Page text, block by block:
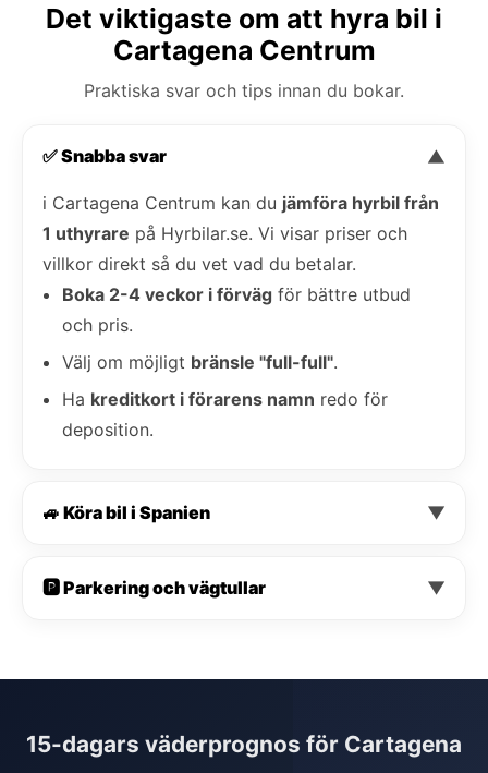
Det viktigaste om att hyra bil i
Cartagena Centrum
Praktiska svar och tips innan du bokar.
✅ Snabba svar ▼
i Cartagena Centrum kan du jämföra hyrbil från
1 uthyrare på Hyrbilar.se. Vi visar priser och
villkor direkt så du vet vad du betalar.
Boka 2-4 veckor i förväg för bättre utbud
och pris.
Välj om möjligt bränsle "full-full".
Ha kreditkort i förarens namn redo för
deposition.
🚙 Köra bil i Spanien ▼
🅿️ Parkering och vägtullar ▼
15-dagars väderprognos för Cartagena